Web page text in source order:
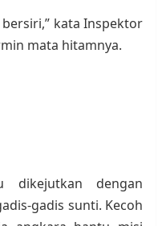
kata Inspektor
mata hitamnya.
dikejutkan dengan
gadis sunti. Kecoh